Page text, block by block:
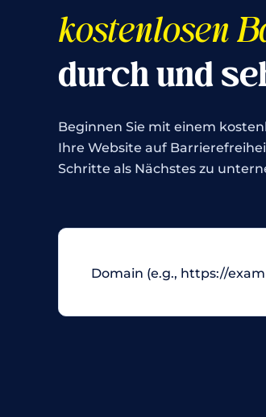
kostenlosen
durch und
Beginnen Sie mit einem
Ihre Website auf
Schritte als Nächstes zu